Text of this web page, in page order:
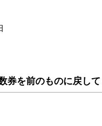
券を前のものに戻し